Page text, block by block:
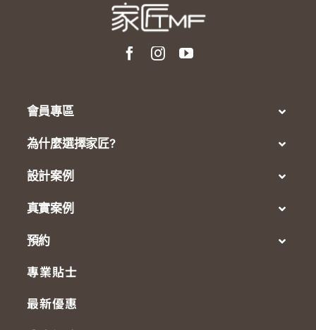
會員專區
為什麼選擇家匠?
設計案例
真實案例
預約
專業貼士
最新優惠